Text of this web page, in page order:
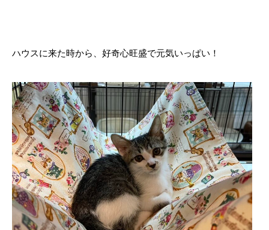
ハウスに来た時から、好奇心旺盛で元気いっぱい！